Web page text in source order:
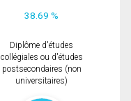
38.69 %
Diplôme d'études
collégiales ou d'études
postsecondaires (non
universitaires)